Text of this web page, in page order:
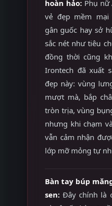
hoàn hảo:Phụ nữ
vẻ đẹp mềm mại
gân guốc hay sở
sắc nét như tiêu
đồng thời cũng
Irontech đã xuất
đẹp này: vùng
mượt mà, bắp
tròn trịa, vùng
nhưng khi chạm
vẫn cảm nhận
lớp mỡ mỏng tự
Bàn tay búp
sen: Đây chính là